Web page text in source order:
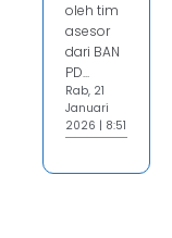
oleh tim
asesor
dari BAN
PD...
Rab, 21
Januari
2026 | 8:51